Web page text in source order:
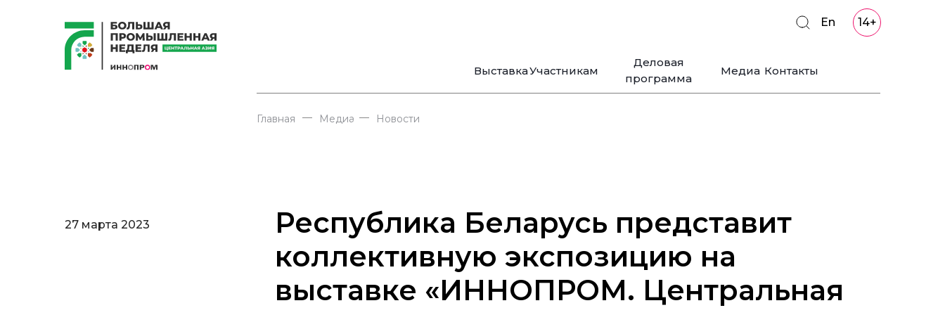
ВыставкаУчастникам
Деловая
программа
Медиа Контакты
En 14+
Главная Новости
— Медиа —
Республика Беларусь представит
коллективную экспозицию на
выставке «ИННОПРОМ. Центральная
27 марта 2023